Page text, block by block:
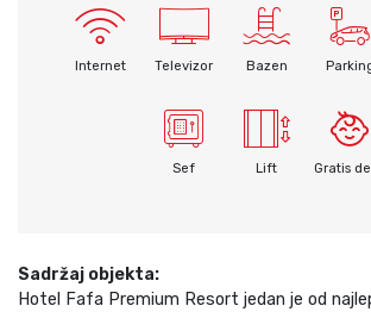
Internet Televizor Bazen
Sef Lift Gratis
Sadržaj objekta:
Hotel Fafa Premium Resort jedan je od